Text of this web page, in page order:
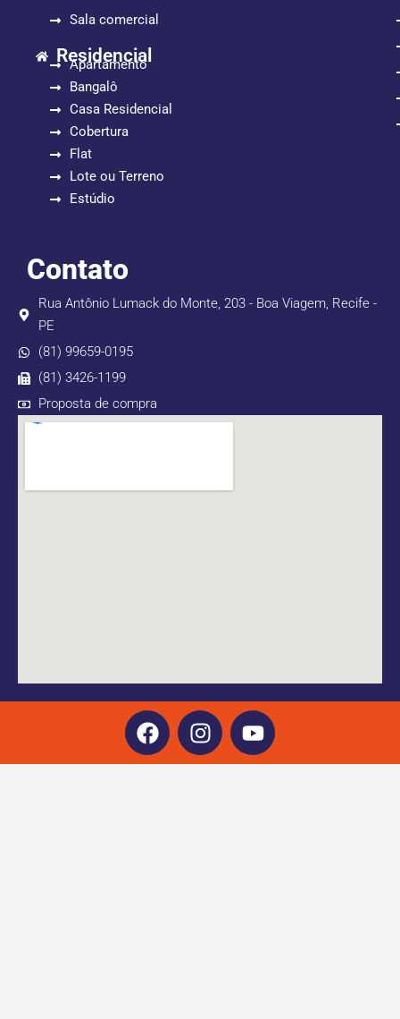
Sala comercial
Residencial
Apartamento
Bangalô
Casa Residencial
Cobertura
Flat
Lote ou Terreno
Estúdio
Contato
Rua Antônio Lumack do Monte, 203 - Boa Viagem, Recife -
PE
(81) 99659-0195
(81) 3426-1199
Proposta de compra